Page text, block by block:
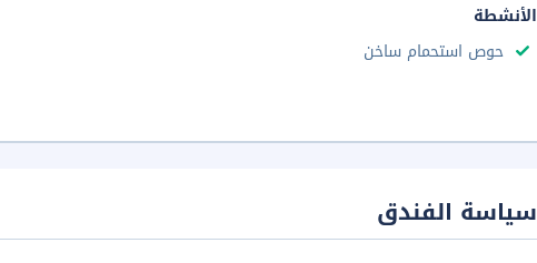
الأنشطة
حوص استحمام ساخن
سياسة الفندق